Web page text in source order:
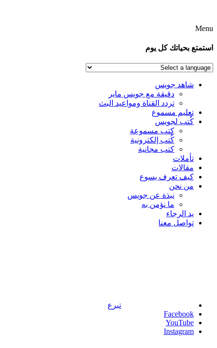
Menu
استمتع بحياتك كل يوم
شاهد جويس
دقيقة مع جويس ماير
تردد القناة ومواعيد البث
تعليم مسموع
كُتب لجويس
كتب مسموعة
كُتب إلكترونية
كتب مجانية
تأملات
مقالات
كيف تعرف يسوع
من نحن
نبذة عن جويس
ما نؤمن به
يد الرجاء
تواصل معنا
تبرع
Facebook
YouTube
Instagram